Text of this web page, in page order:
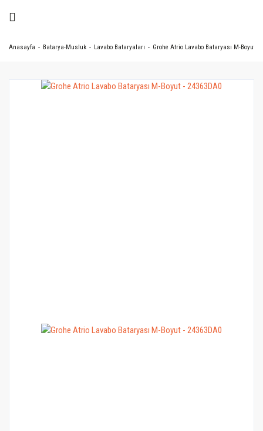
Anasayfa Batarya-Musluk Lavabo Bataryaları Grohe Atrio Lavabo Bataryası M-Boyut -